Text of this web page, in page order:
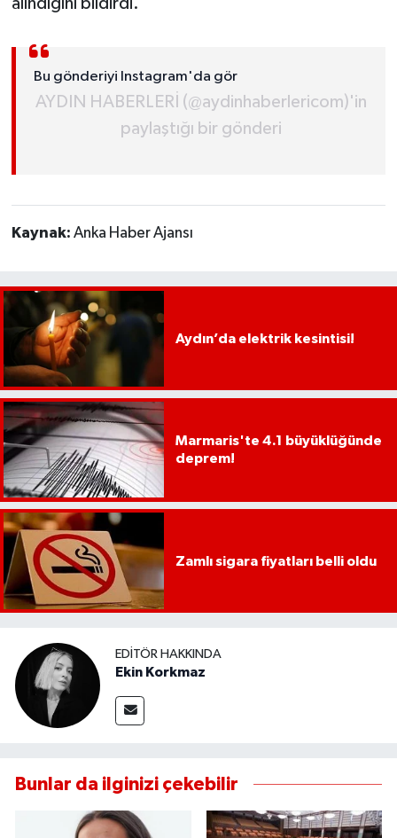
Bu gönderiyi Instagram'da gör
AYDIN HABERLERİ (@aydinhaberlericom)'in
paylaştığı bir gönderi
Kaynak: Anka Haber Ajansı
Aydın’da elektrik kesintisi!
Marmaris'te 4.1 büyüklüğünde
deprem!
Zamlı sigara fiyatları belli oldu
EDITÖR HAKKINDA
Ekin Korkmaz
Bunlar da ilginizi çekebilir
YAŞAM
DENİZLİ
İZMİR
KÜTAHYA
MANİSA
MUĞLA
UŞAK
YURT